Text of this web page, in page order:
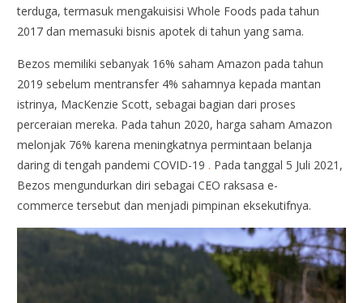
terduga, termasuk mengakuisisi Whole Foods pada tahun
2017 dan memasuki bisnis apotek di tahun yang sama.
Bezos memiliki sebanyak 16% saham Amazon pada tahun
2019 sebelum mentransfer 4% sahamnya kepada mantan
istrinya, MacKenzie Scott, sebagai bagian dari proses
perceraian mereka. Pada tahun 2020, harga saham Amazon
melonjak 76% karena meningkatnya permintaan belanja
daring di tengah pandemi COVID-19 . Pada tanggal 5 Juli 2021,
Bezos mengundurkan diri sebagai CEO raksasa e-
commerce tersebut dan menjadi pimpinan eksekutifnya.